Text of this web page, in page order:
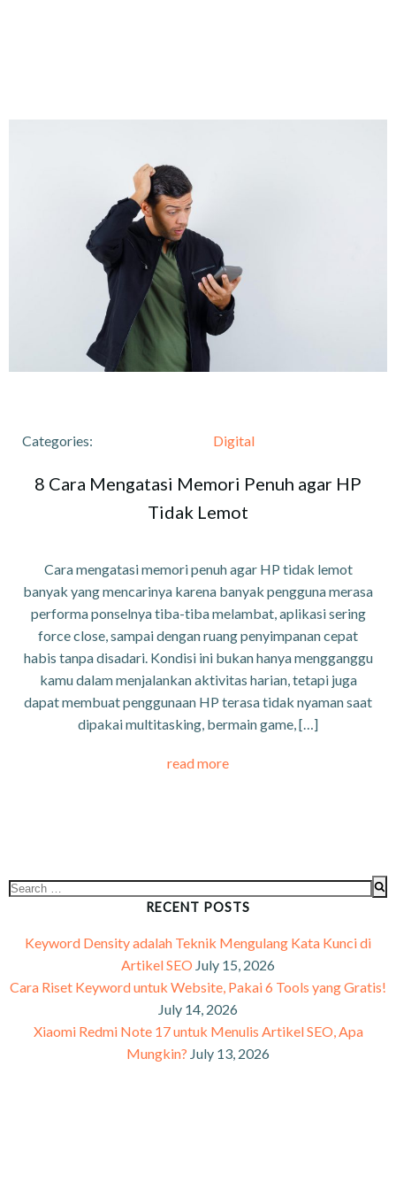
Categories: Digital
8 Cara Mengatasi Memori Penuh agar HP
Tidak Lemot
Cara mengatasi memori penuh agar HP tidak lemot
banyak yang mencarinya karena banyak pengguna merasa
performa ponselnya tiba-tiba melambat, aplikasi sering
force close, sampai dengan ruang penyimpanan cepat
habis tanpa disadari. Kondisi ini bukan hanya mengganggu
kamu dalam menjalankan aktivitas harian, tetapi juga
dapat membuat penggunaan HP terasa tidak nyaman saat
dipakai multitasking, bermain game, […]
read more
RECENT POSTS
Keyword Density adalah Teknik Mengulang Kata Kunci di
Artikel SEO July 15, 2026
Cara Riset Keyword untuk Website, Pakai 6 Tools yang Gratis!
July 14, 2026
Xiaomi Redmi Note 17 untuk Menulis Artikel SEO, Apa
Mungkin? July 13, 2026